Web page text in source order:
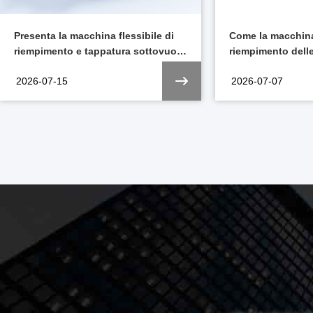
Come la macchina automatica di
riempimento delle siringhe pre-
produzione
2026-07-07
Incontriamo
China 2026 a
2026-06-02